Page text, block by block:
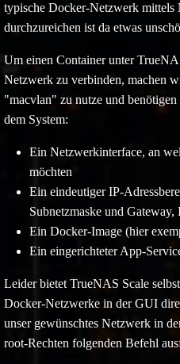
typische Docker-Netzwerk mittels
durchzureichen ist da etwas
Um einen Container unter
Netzwerk zu verbinden, machen
"macvlan" zu nutze und
dem System:
Ein Netzwerkinterface, an
möchten
Ein eindeutiger IP-
Subnetzmaske und
Ein Docker-Image (hier
Ein eingerichteter App-
Leider bietet TrueNAS Scale
Docker-Netzwerke in der GUI
unser gewünschtes Netzwerk in
root-Rechten folgenden Befehl